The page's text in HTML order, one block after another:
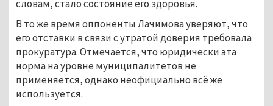
словам, стало состояние его здоровья.
В то же время оппоненты Лачимова уверяют, что
его отставки в связи с утратой доверия требовала
прокуратура. Отмечается, что юридически эта
норма на уровне муниципалитетов не
применяется, однако неофициально всё же
используется.